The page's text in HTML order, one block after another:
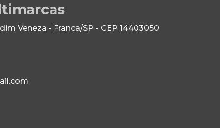
Veneza - Franca/SP - CEP 14403050